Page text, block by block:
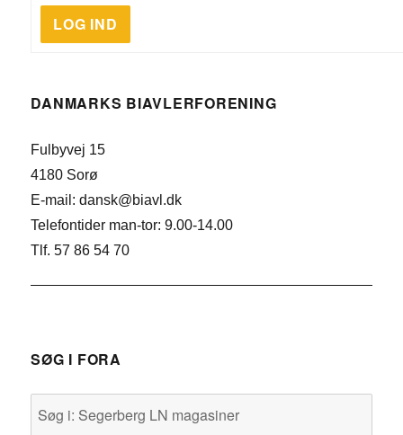
LOG IND
DANMARKS BIAVLERFORENING
Fulbyvej 15
4180 Sorø
E-mail: dansk@biavl.dk
Telefontider man-tor: 9.00-14.00
Tlf. 57 86 54 70
SØG I FORA